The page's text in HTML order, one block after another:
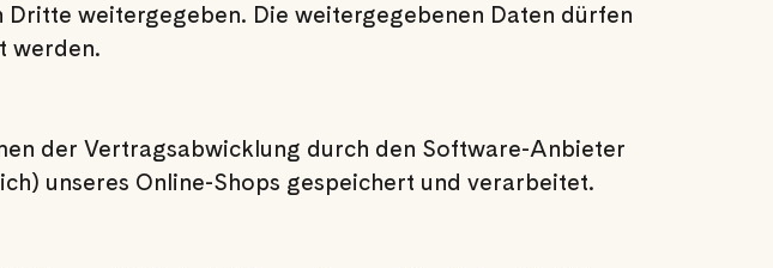
weitergegeben. Die weitergegebenen Daten dürfen
werden.
der Vertragsabwicklung durch den Software-Anbieter
unseres Online-Shops gespeichert und verarbeitet.